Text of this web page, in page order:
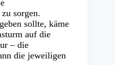
sorgen.
sollte, käme
auf die
– die
die jeweiligen